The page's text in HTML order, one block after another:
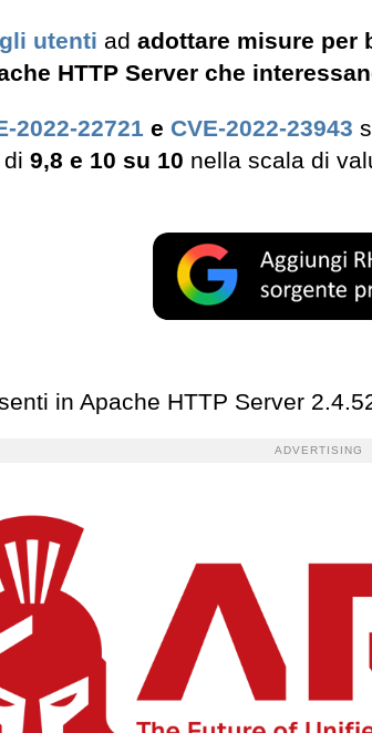
utenti ad adottare misure per
HTTP Server che
2022-22721 e CVE-2022-23943
9,8 e 10 su 10 nella scala di
in Apache HTTP Server
ADVERTISING